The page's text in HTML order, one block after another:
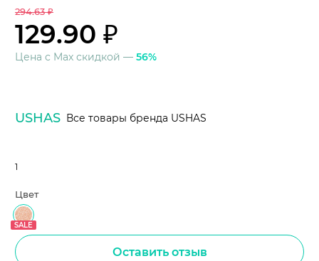
294.63 ₽
129.90 ₽
Цена с Max скидкой — 56%
USHAS Все товары бренда USHAS
1
Цвет
SALE
Оставить отзыв